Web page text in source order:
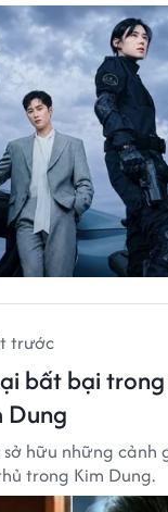
trước
bất bại
Dung
hữu những cảnh
trong Kim Dung.